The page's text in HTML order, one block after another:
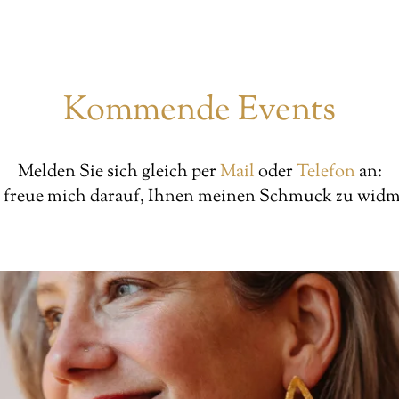
Kommende Events
Melden Sie sich gleich perMailoderTelefonan:
mich darauf, Ihnen meinen Schmuck zu